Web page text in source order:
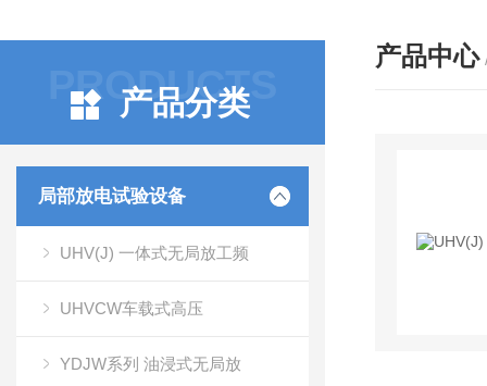
PRODUCTS
产品分类
局部放电试验设备
UHV(J) 一体式无局放工频
UHVCW车载式高压
YDJW系列 油浸式无局放
产品中心